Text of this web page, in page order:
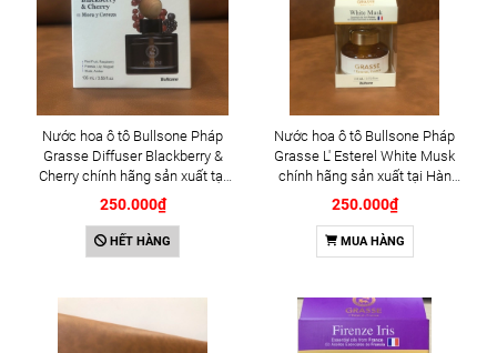
Nước hoa ô tô Bullsone Pháp
Grasse Diffuser Blackberry &
Cherry chính hãng sản xuất tại
Hàn Quốc 100% tinh dầu thiên
nhiên - Mùi hương Dâu đen và
Quả anh đào
250.000₫
HẾT HÀNG
Nước hoa ô tô Bullsone Pháp
Grasse L' Esterel White Musk
chính hãng sản xuất tại Hàn
Quốc 100% tinh dầu thiên nhiên
- Mùi xạ hương ly ly trắng
250.000₫
MUA HÀNG